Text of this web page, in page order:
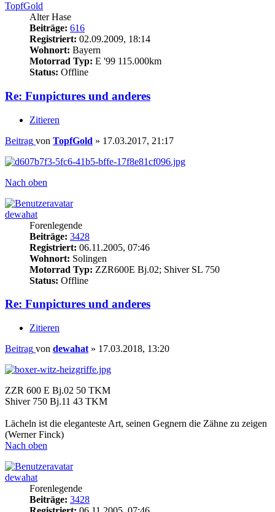
TopfGold
Alter Hase
Beiträge: 616
Registriert: 02.09.2009, 18:14
Wohnort: Bayern
Motorrad Typ: E '99 115.000km
Status: Offline
Re: Funpictures und anderes
Zitieren
Beitrag von TopfGold » 17.03.2017, 21:17
Nach oben
dewahat
Forenlegende
Beiträge: 3428
Registriert: 06.11.2005, 07:46
Wohnort: Solingen
Motorrad Typ: ZZR600E Bj.02; Shiver SL 750
Status: Offline
Re: Funpictures und anderes
Zitieren
Beitrag von dewahat » 17.03.2018, 13:20
ZZR 600 E Bj.02 50 TKM
Shiver 750 Bj.11 43 TKM
Lächeln ist die eleganteste Art, seinen Gegnern die Zähne zu zeigen
(Werner Finck)
Nach oben
dewahat
Forenlegende
Beiträge: 3428